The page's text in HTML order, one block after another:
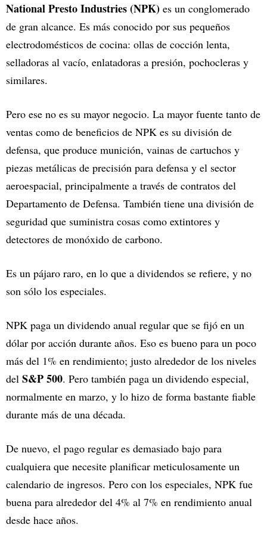
National Presto Industries (NPK) es un conglomerado
de gran alcance. Es más conocido por sus pequeños
electrodomésticos de cocina: ollas de cocción lenta,
selladoras al vacío, enlatadoras a presión, pochocleras y
similares.
Pero ese no es su mayor negocio. La mayor fuente tanto de
ventas como de beneficios de NPK es su división de
defensa, que produce munición, vainas de cartuchos y
piezas metálicas de precisión para defensa y el sector
aeroespacial, principalmente a través de contratos del
Departamento de Defensa. También tiene una división de
seguridad que suministra cosas como extintores y
detectores de monóxido de carbono.
Es un pájaro raro, en lo que a dividendos se refiere, y no
son sólo los especiales.
NPK paga un dividendo anual regular que se fijó en un
dólar por acción durante años. Eso es bueno para un poco
más del 1% en rendimiento; justo alrededor de los niveles
del S&P 500. Pero también paga un dividendo especial,
normalmente en marzo, y lo hizo de forma bastante fiable
durante más de una década.
De nuevo, el pago regular es demasiado bajo para
cualquiera que necesite planificar meticulosamente un
calendario de ingresos. Pero con los especiales, NPK fue
buena para alrededor del 4% al 7% en rendimiento anual
desde hace años.